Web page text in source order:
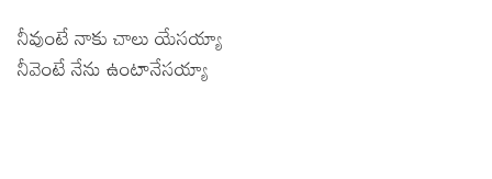
నీవుంటే నాకు చాలు యేసయ్యా
నీవెంటే నేను ఉంటానేసయ్యా